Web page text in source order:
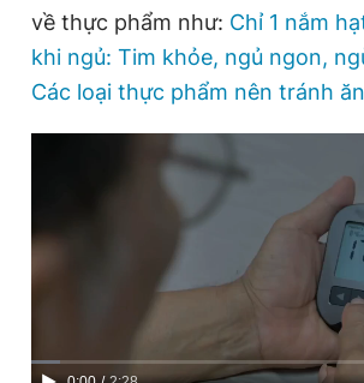
về thực phẩm như: Chỉ 1 nắm
khi ngủ: Tim khỏe, ngủ ngon,
Các loại thực phẩm nên tránh